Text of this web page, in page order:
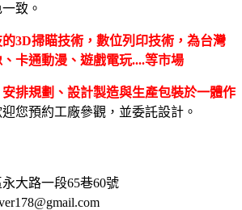
致。
的3D掃瞄技術，數位列印技術，為台灣
卡通動漫、遊戲電玩....等市場
排規劃、設計製造與生產包裝於一體作
您預約工廠參觀，並委託設計。
大路一段65巷60號